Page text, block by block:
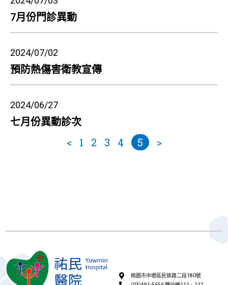
7月份門診異動
2024/07/02
預防熱傷害衛教宣傳
2024/06/27
七月份異動診次
< 1 2 3 4 5 >
桃園市中壢區民族路二段180號